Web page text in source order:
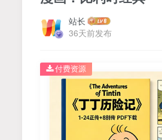
站长
36天前发布
付费资源